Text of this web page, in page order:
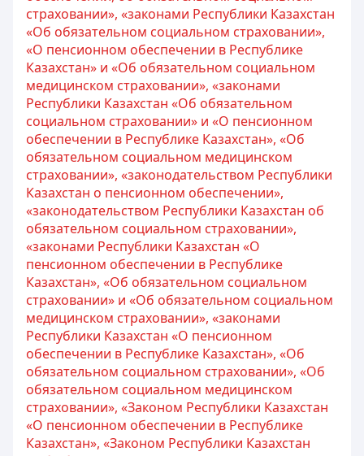
страховании», «законами Республики Казахстан
«Об обязательном социальном страховании»,
«О пенсионном обеспечении в Республике
Казахстан» и «Об обязательном социальном
медицинском страховании», «законами
Республики Казахстан «Об обязательном
социальном страховании» и «О пенсионном
обеспечении в Республике Казахстан», «Об
обязательном социальном медицинском
страховании», «законодательством Республики
Казахстан о пенсионном обеспечении»,
«законодательством Республики Казахстан об
обязательном социальном страховании»,
«законами Республики Казахстан «О
пенсионном обеспечении в Республике
Казахстан», «Об обязательном социальном
страховании» и «Об обязательном социальном
медицинском страховании», «законами
Республики Казахстан «О пенсионном
обеспечении в Республике Казахстан», «Об
обязательном социальном страховании», «Об
обязательном социальном медицинском
страховании», «Законом Республики Казахстан
«О пенсионном обеспечении в Республике
Казахстан», «Законом Республики Казахстан